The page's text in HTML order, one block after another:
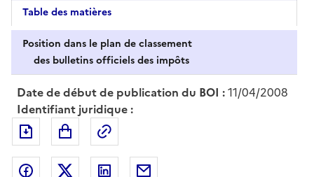
Table des matières
Position dans le plan de classement
des bulletins officiels des impôts
Date de début de publication du BOI :11/04/2008
Identifiant juridique :
Exporter le document au format pdf
Partager sur Facebook
Partager sur Twitter
Partager sur LinkedIn